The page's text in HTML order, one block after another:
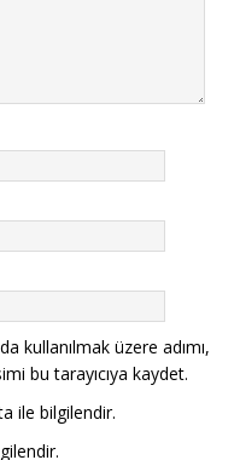
kullanılmak üzere adımı,
bu tarayıcıya kaydet.
ile bilgilendir.